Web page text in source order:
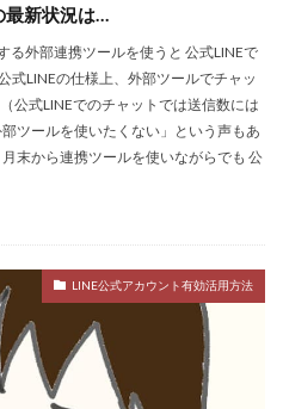
最新状況は…
る外部連携ツールを使うと 公式LINEで
式LINEの仕様上、外部ツールでチャッ
公式LINEでのチャットでは送信数には
ツールを使いたくない」という声もあ
末から連携ツールを使いながらでも 公
LINE公式アカウント有効活用方法